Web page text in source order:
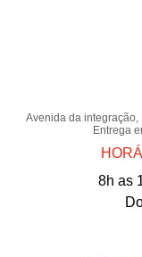
Avenida da integração,
Entrega
8h as